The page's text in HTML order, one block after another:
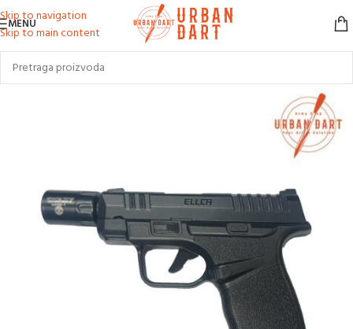
Skip to navigation
Skip to main content
MENU